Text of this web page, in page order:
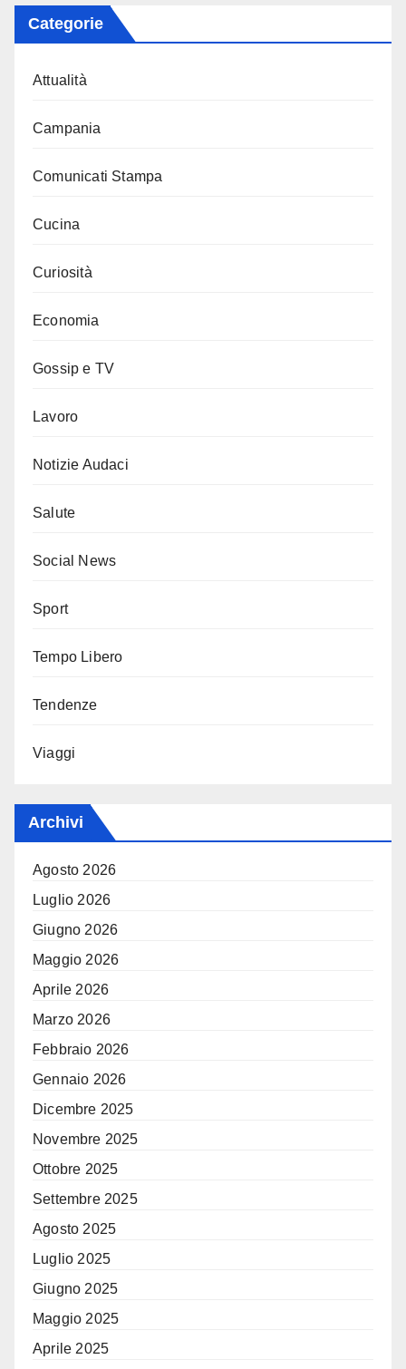
Categorie
Attualità
Campania
Comunicati Stampa
Cucina
Curiosità
Economia
Gossip e TV
Lavoro
Notizie Audaci
Salute
Social News
Sport
Tempo Libero
Tendenze
Viaggi
Archivi
Agosto 2026
Luglio 2026
Giugno 2026
Maggio 2026
Aprile 2026
Marzo 2026
Febbraio 2026
Gennaio 2026
Dicembre 2025
Novembre 2025
Ottobre 2025
Settembre 2025
Agosto 2025
Luglio 2025
Giugno 2025
Maggio 2025
Aprile 2025